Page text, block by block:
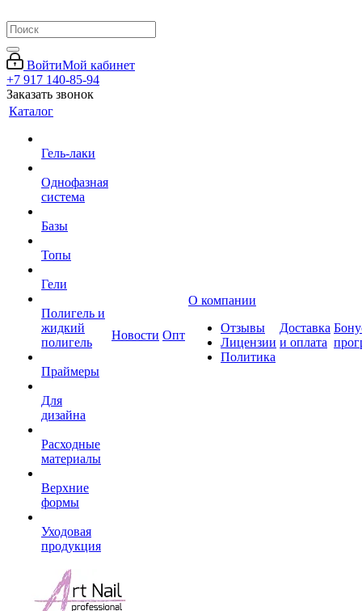
ВойтиМой кабинет
+7 917 140-85-94
Заказать звонок
Каталог
Гель-лаки
Однофазная
система
Базы
Топы
Гели
Полигель и
жидкий
полигель
Праймеры
Для
дизайна
Расходные
материалы
Верхние
формы
Уходовая
продукция
Новости Опт
О компании
Отзывы
Лицензии
Политика
Доставка
и оплата